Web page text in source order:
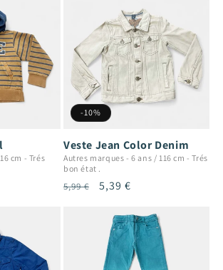
cm - Trés
-10%
Veste Jean Color Denim
Autres marques -6 ans / 116 cm -Trés
bon état .
Prix
5,99 €
Prix
5,39 €